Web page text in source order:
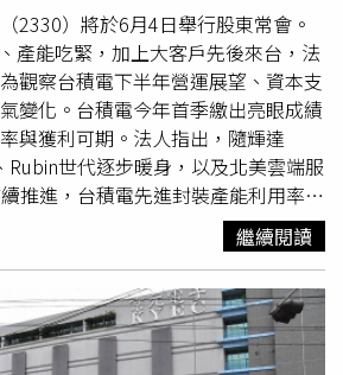
2330）將於6月4日舉行股東常會。
產能吃緊，加上大客戶先後來台，法
觀察台積電下半年營運展望、資本支
變化。台積電今年首季繳出亮眼成績
與獲利可期。法人指出，隨輝達
世代逐步暖身，以及北美雲端服
推進，台積電先進封裝產能利用率有
外，隨台積電股價創高，台積電股東
，外界預期今年度股東會出席人數可
東會議案有六個報告案，包含去年年
查核報告、盈餘分派、董事酬勞給
分紅）分派、公司募集無擔保普通公
積電砍員工分紅傳聞，預料將再成話
繼續閱讀